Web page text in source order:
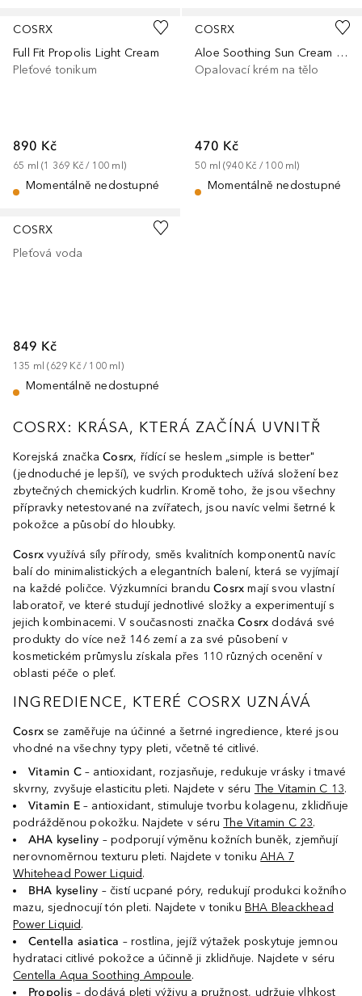
COSRX
Full Fit Propolis Light Cream
Pleťové tonikum
890 Kč
65 ml (1 369 Kč / 100 ml )
Momentálně nedostupné
COSRX
Aloe Soothing Sun Cream SPF50+ PA+++
Opalovací krém na tělo
470 Kč
50 ml (940 Kč / 100 ml)
Momentálně nedostupné
COSRX
Pleťová voda
849 Kč
135 ml (629 Kč / 100 ml )
Momentálně nedostupné
COSRX: KRÁSA, KTERÁ ZAČÍNÁ UVNITŘ
Korejská značkaCosrx, řídící se heslem „simple is better"
(jednoduché je lepší), ve svých produktech užívá složení bez
zbytečných chemických kudrlin. Kromě toho, že jsou všechny
přípravky netestované na zvířatech, jsou navíc velmi šetrné k
pokožce a působí do hloubky.
Cosrx využívá síly přírody, směs kvalitních komponentů navíc
balí do minimalistických a elegantních balení, která se vyjímají
na každé poličce. Výzkumníci branduCosrx mají svou vlastní
laboratoř, ve které studují jednotlivé složky a experimentují s
jejich kombinacemi. V současnosti značkaCosrx dodává své
produkty do více než 146 zemí a za své působení v
kosmetickém průmyslu získala přes 110 různých ocenění v
oblasti péče o pleť.
INGREDIENCE, KTERÉ COSRX UZNÁVÁ
Cosrx se zaměřuje na účinné a šetrné ingredience, které jsou
vhodné na všechny typy pleti, včetně té citlivé.
Vitamin C– antioxidant, rozjasňuje, redukuje vrásky i tmavé
skvrny, zvyšuje elasticitu pleti. Najdete v séru The Vitamin C 13.
Vitamin E– antioxidant, stimuluje tvorbu kolagenu, zklidňuje
podrážděnou pokožku. Najdete v séruThe Vitamin C 23.
AHA kyseliny – podporují výměnu kožních buněk, zjemňují
nerovnoměrnou texturu pleti. Najdete v tonikuAHA 7
Whitehead Power Liquid.
BHA kyseliny – čistí ucpané póry, redukují produkci kožního
mazu, sjednocují tón pleti. Najdete v toniku BHA Bleackhead
Power Liquid.
Centella asiatica – rostlina, jejíž výtažek poskytuje jemnou
hydrataci citlivé pokožce a účinně ji zklidňuje. Najdete v séru
Centella Aqua Soothing Ampoule.
Propolis – dodává pleti výživu a pružnost, udržuje vlhkost